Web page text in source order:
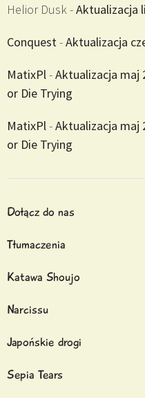
Helior Dusk -Aktualizacja
Conquest -Aktualizacja
MatixPl -Aktualizacja maj
or Die Trying
MatixPl -Aktualizacja maj
or Die Trying
Dołącz do nas
Tłumaczenia
Katawa Shoujo
Narcissu
Japońskie drogi
Sepia Tears